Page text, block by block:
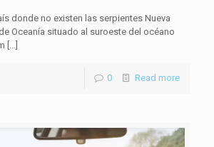
donde no existen las serpientes Nueva
Oceanía situado al suroeste del océano
[…]
0 Read more